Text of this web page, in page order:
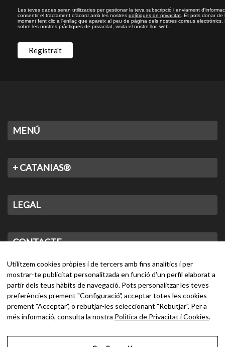
Les teves dades seran utilitzades per gestionar la teva subscripció i enviament
consentir el tractament d'acord amb les nostres polítiques de privacitat . Et pots donar
moment fent clic a l'enllaç que apareix al peu de pàgina dels nostres correus electrònics.
sobre les nostres pràctiques de privacitat, visita el nostre lloc web.
MENÚ
+ CATANIAS®
LEGAL
CONTACTE
Utilitzem cookies pròpies i de tercers amb fins analítics i per
mostrar-te publicitat personalitzada en funció d'un perfil elaborat a
partir dels teus hàbits de navegació. Pots personalitzar les teves
preferències prement "Configuració", acceptar totes les cookies
prement "Acceptar", o rebutjar-les seleccionant "Rebutjar". Per a
més informació, consulta la nostra Política de Privacitat i Cookies.